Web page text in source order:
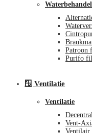
Patroon
Purifo
🪟 Ventilatie
Ventilatie
Vent-
Ventilair